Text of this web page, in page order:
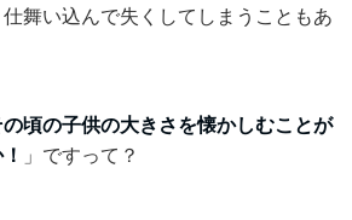
舞い込んで失くしてしまうこともあ
の頃の子供の大きさを懐かしむことが
」ですって？